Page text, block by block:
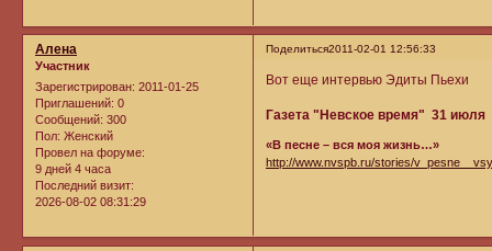
Поделиться2011-02-01 12:56:33
Алена
Участник
Зарегистрирован: 2011-01-25
Приглашений: 0
Сообщений: 300
Пол: Женский
Провел на форуме:
9 дней 4 часа
Последний визит:
2026-08-02 08:31:29
Вот еще интервью Эдиты Пьехи
Газета "Невское время" 31 июля
«В песне – вся моя жизнь…»
http://www.nvspb.ru/stories/